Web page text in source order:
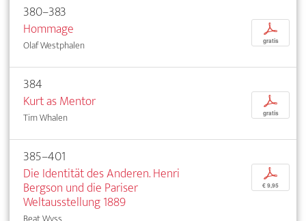
380–383
Hommage
Olaf Westphalen
p
gratis
384
Kurt as Mentor
Tim Whalen
p
gratis
385–401
Die Identität des Anderen. Henri
Bergson und die Pariser
Weltausstellung 1889
p
€ 9,95